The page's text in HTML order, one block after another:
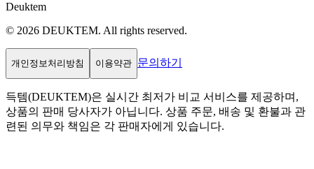
Deuktem
© 2026 DEUKTEM. All rights reserved.
개인정보처리방침 이용약관 문의하기
득템(DEUKTEM)은 실시간 최저가 비교 서비스를 제공하며,
상품의 판매 당사자가 아닙니다. 상품 주문, 배송 및 환불과 관
련된 의무와 책임은 각 판매자에게 있습니다.